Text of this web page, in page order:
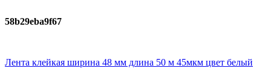
58b29eba9f67
Лента клейкая ширина 48 мм длина 50 м 45мкм цвет белый